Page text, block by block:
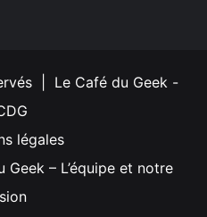
| Le Café du Geek -
légales
– L’équipe et notre